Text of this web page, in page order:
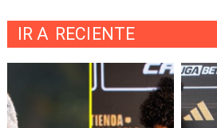
IR A RECIENTE